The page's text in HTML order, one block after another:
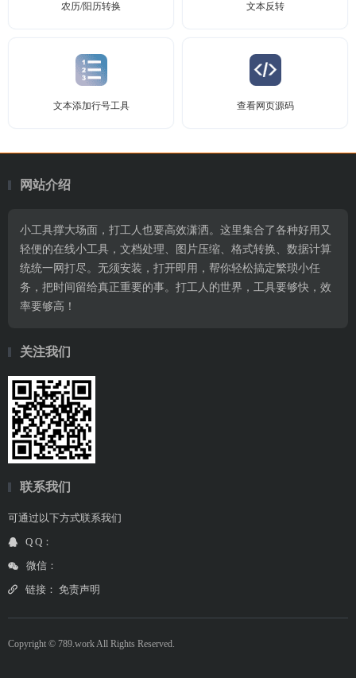
农历/阳历转换 文本反转
文本添加行号工具 查看网页源码
网站介绍
小工具撑大场面，打工人也要高效潇洒。这里集合了各种好用又
轻便的在线小工具，文档处理、图片压缩、格式转换、数据计算
统统一网打尽。无须安装，打开即用，帮你轻松搞定繁琐小任
务，把时间留给真正重要的事。打工人的世界，工具要够快，效
率要够高！
关注我们
联系我们
可通过以下方式联系我们
Q Q：
微信：
链接： 免责声明
Copyright © 789.work All Rights Reserved.